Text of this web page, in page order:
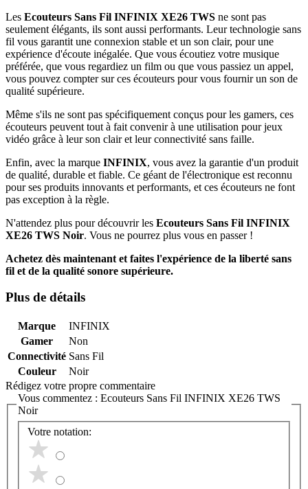
Les Ecouteurs Sans Fil INFINIX XE26 TWS ne sont pas
seulement élégants, ils sont aussi performants. Leur technologie sans
fil vous garantit une connexion stable et un son clair, pour une
expérience d'écoute inégalée. Que vous écoutiez votre musique
préférée, que vous regardiez un film ou que vous passiez un appel,
vous pouvez compter sur ces écouteurs pour vous fournir un son de
qualité supérieure.
Même s'ils ne sont pas spécifiquement conçus pour les gamers, ces
écouteurs peuvent tout à fait convenir à une utilisation pour jeux
vidéo grâce à leur son clair et leur connectivité sans faille.
Enfin, avec la marque INFINIX, vous avez la garantie d'un produit
de qualité, durable et fiable. Ce géant de l'électronique est reconnu
pour ses produits innovants et performants, et ces écouteurs ne font
pas exception à la règle.
N'attendez plus pour découvrir les Ecouteurs Sans Fil INFINIX
XE26 TWS Noir. Vous ne pourrez plus vous en passer !
Achetez dès maintenant et faites l'expérience de la liberté sans
fil et de la qualité sonore supérieure.
Plus de détails
Marque
INFINIX
Gamer
Non
Connectivité Sans Fil
Couleur
Noir
Rédigez votre propre commentaire
Vous commentez : Ecouteurs Sans Fil INFINIX XE26 TWS
Noir
Votre notation: